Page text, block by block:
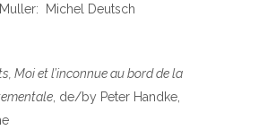
Michel Deutsch
Moi et l’inconnue au bord de la
, de/by Peter Handke,